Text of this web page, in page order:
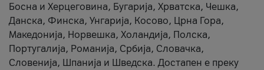
Босна и Херцеговина, Бугарија, Хрватска, Чешка,
Данска, Финска, Унгарија, Косово, Црна Гора,
Македонија, Норвешка, Холандија, Полска,
Португалија, Романија, Србија, Словачка,
Словенија, Шпанија и Шведска. Достапен е преку